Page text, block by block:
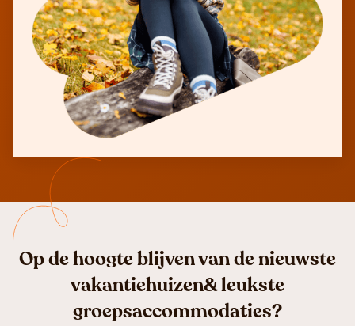
Op de hoogte blijven van de nieuwste
vakantiehuizen& leukste
groepsaccommodaties?